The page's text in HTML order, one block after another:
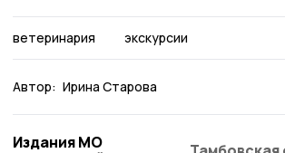
ветеринария экскурсии
Автор: Ирина Старова
Издания МО